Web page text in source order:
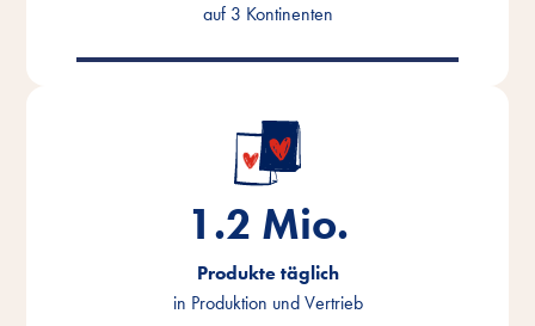
auf 3 Kontinenten
1.2 Mio.
Produkte täglich
in Produktion und Vertrieb